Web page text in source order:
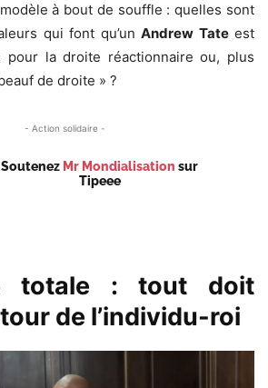
à bout de souffle : quelles sont
qui font qu’unAndrew Tateest
pour la droite réactionnaire ou, plus
de droite » ?
- Action solidaire -
Soutenez Mr Mondialisation sur
Tipeee
totale :tout doit
de l’individu-roi